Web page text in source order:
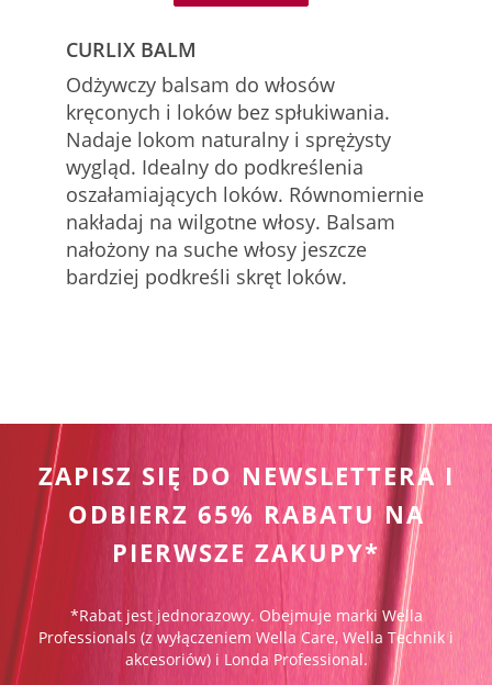
CURLIX BALM
Odżywczy balsam do włosów
kręconych i loków bez spłukiwania.
Nadaje lokom naturalny i sprężysty
wygląd. Idealny do podkreślenia
oszałamiających loków. Równomiernie
nakładaj na wilgotne włosy. Balsam
nałożony na suche włosy jeszcze
bardziej podkreśli skręt loków.
ZAPISZ SIĘ DO NEWSLETTERA I
ODBIERZ 65% RABATU NA
PIERWSZE ZAKUPY*
*Rabat jest jednorazowy. Obejmuje marki Wella
Professionals (z wyłączeniem Wella Care, Wella Technik i
akcesoriów) i Londa Professional.